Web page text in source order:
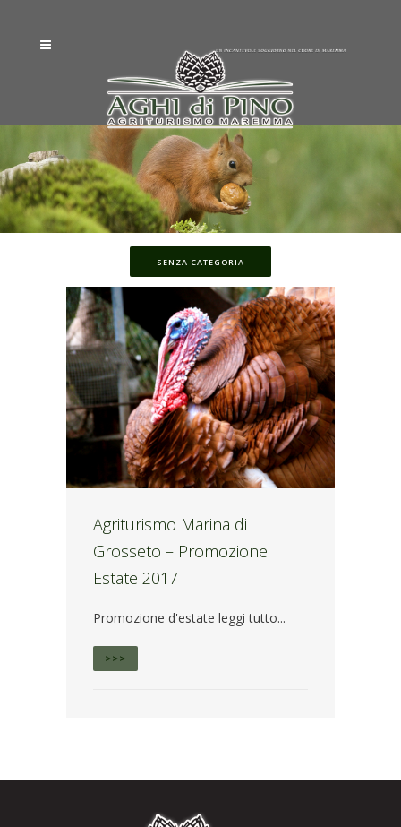
SENZA CATEGORIA
Agriturismo Marina di
Grosseto – Promozione
Estate 2017
Promozione d'estate leggi tutto...
>>>